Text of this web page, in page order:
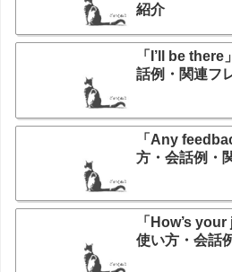
紹介
「I’ll be
話例・関連フ
「Any
方・会話例・
「How’s
使い方・会話